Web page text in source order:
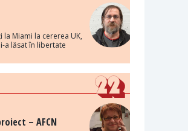
la Miami la cererea UK,
a lăsat în libertate
– AFCN